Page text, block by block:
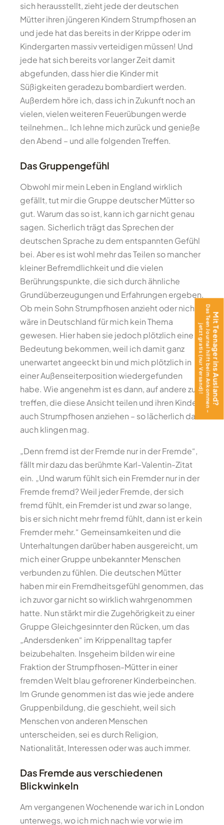
sich herausstellt, zieht jede der deutschen
Mütter ihren jüngeren Kindern Strumpfhosen an
und jede hat das bereits in der Krippe oder im
Kindergarten massiv verteidigen müssen! Und
jede hat sich bereits vor langer Zeit damit
abgefunden, dass hier die Kinder mit
Süßigkeiten geradezu bombardiert werden.
Außerdem höre ich, dass ich in Zukunft noch an
vielen, vielen weiteren Feuerübungen werde
teilnehmen… Ich lehne mich zurück und genieße
den Abend – und alle folgenden Treffen.
Das Gruppengefühl
Obwohl mir mein Leben in England wirklich
gefällt, tut mir die Gruppe deutscher Mütter so
gut. Warum das so ist, kann ich gar nicht genau
sagen. Sicherlich trägt das Sprechen der
deutschen Sprache zu dem entspannten Gefühl
bei. Aber es ist wohl mehr das Teilen so mancher
kleiner Befremdlichkeit und die vielen
Berührungspunkte, die sich durch ähnliche
Grundüberzeugungen und Erfahrungen ergeben.
Ob mein Sohn Strumpfhosen anzieht oder nicht,
wäre in Deutschland für mich kein Thema
gewesen. Hier haben sie jedoch plötzlich eine
Bedeutung bekommen, weil ich damit ganz
unerwartet angeeckt bin und mich plötzlich in
einer Außenseiterposition wiedergefunden
habe. Wie angenehm ist es dann, auf andere zu
treffen, die diese Ansicht teilen und ihren Kindern
auch Strumpfhosen anziehen – so lächerlich das
auch klingen mag.
„Denn fremd ist der Fremde nur in der Fremde“,
fällt mir dazu das berühmte Karl-Valentin-Zitat
ein. „Und warum fühlt sich ein Fremder nur in der
Fremde fremd? Weil jeder Fremde, der sich
fremd fühlt, ein Fremder ist und zwar so lange,
bis er sich nicht mehr fremd fühlt, dann ist er kein
Fremder mehr.“ Gemeinsamkeiten und die
Unterhaltungen darüber haben ausgereicht, um
mich einer Gruppe unbekannter Menschen
verbunden zu fühlen. Die deutschen Mütter
haben mir ein Fremdheitsgefühl genommen, das
ich zuvor gar nicht so wirklich wahrgenommen
hatte. Nun stärkt mir die Zugehörigkeit zu einer
Gruppe Gleichgesinnter den Rücken, um das
„Andersdenken“ im Krippenalltag tapfer
beizubehalten. Insgeheim bilden wir eine
Fraktion der Strumpfhosen-Mütter in einer
fremden Welt blau gefrorener Kinderbeinchen.
Im Grunde genommen ist das wie jede andere
Gruppenbildung, die geschieht, weil sich
Menschen von anderen Menschen
unterscheiden, sei es durch Religion,
Nationalität, Interessen oder was auch immer.
Das Fremde aus verschiedenen
Blickwinkeln
Am vergangenen Wochenende war ich in London
unterwegs, wo ich mich nach wie vor wie im
Mit Teenager ins Ausland?
Das Teen Journal hilft beim Ankommen –
jetzt gratis (nur Versand)!